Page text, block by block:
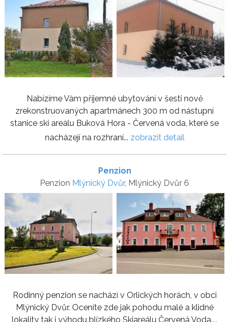
Nabízíme Vám příjemné ubytování v šesti nově
zrekonstruovaných apartmánech 300 m od nástupní
stanice ski areálu Buková Hora - Červená voda, které se
nacházejí na rozhraní... zobrazit detail
Penzion
Penzion Mlýnický Dvůr, Mlýnický Dvůr 6
Rodinný penzion se nachází v Orlických horách, v obci
Mlýnický Dvůr. Oceníte zde jak pohodu malé a klidné
lokality tak i výhodu blízkého Skiareálu Červená Voda....